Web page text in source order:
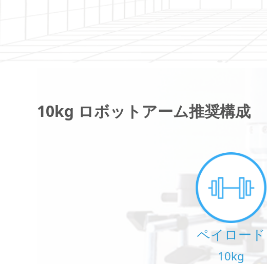
10kg ロボットアーム推奨構成
ペイロード
10kg